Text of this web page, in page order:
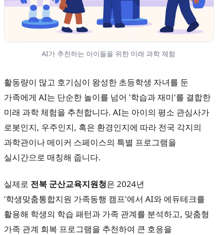
AI가 추천하는 아이들을 위한 미래 과학 체험
활동량이 많고 호기심이 왕성한 초등학생 자녀를 둔
가족에게 AI는 단순한 놀이를 넘어 '학습과 재미'를 결합한
미래 과학 체험을 추천합니다. AI는 아이의 평소 관심사가
로봇인지, 우주인지, 혹은 환경인지에 따라 전국 각지의
과학관이나 메이커 스페이스의 특별 프로그램을
실시간으로 매칭해 줍니다.
실제로 전북 군산교육지원청은 2024년
'학생맞춤통합지원 가족동행 캠프'에서 AI와 에듀테크를
활용해 학생의 학습 패턴과 가족 관계를 분석하고, 맞춤형
가족 관계 회복 프로그램을 추천하여 큰 호응을